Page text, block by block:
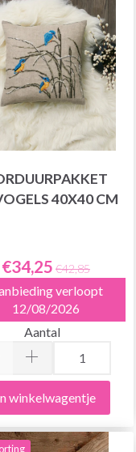
40X40 CM
€34,25 €42,85
verloopt
12/08/2026
Aantal
winkelwagentje